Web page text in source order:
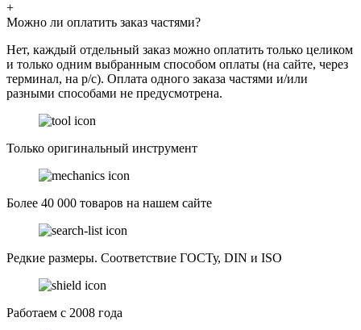
+
Можно ли оплатить заказ частями?
Нет, каждый отдельный заказ можно оплатить только целиком
и только одним выбранным способом оплаты (на сайте, через
терминал, на р/с). Оплата одного заказа частями и/или
разными способами не предусмотрена.
Только оригинальный инструмент
Более 40 000 товаров на нашем сайте
Редкие размеры. Соответствие ГОСТу, DIN и ISO
Работаем с 2008 года